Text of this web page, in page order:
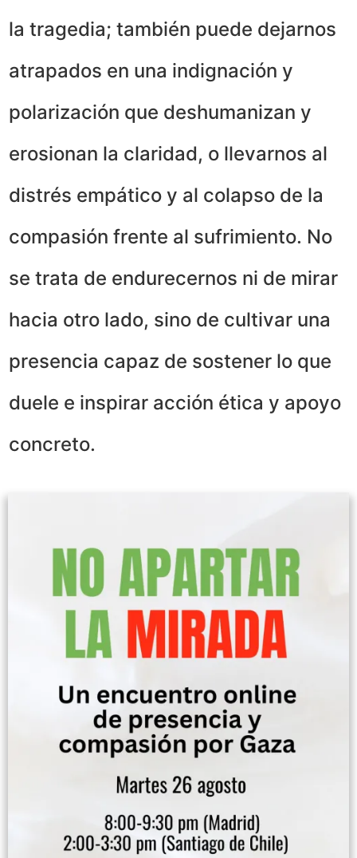
la tragedia; también puede dejarnos
atrapados en una indignación y
polarización que deshumanizan y
erosionan la claridad, o llevarnos al
distrés empático y al colapso de la
compasión frente al sufrimiento. No
se trata de endurecernos ni de mirar
hacia otro lado, sino de cultivar una
presencia capaz de sostener lo que
duele e inspirar acción ética y apoyo
concreto.